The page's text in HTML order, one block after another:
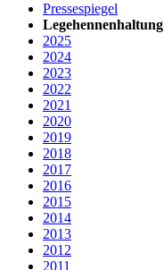
Pressespiegel
Legehennenhaltung
2025
2024
2023
2022
2021
2020
2019
2018
2017
2016
2015
2014
2013
2012
2011